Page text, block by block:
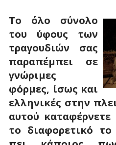
Το όλο σύνολο
του ύφους των
τραγουδιών σας
παραπέμπει σε
γνώριμες
φόρμες, ίσως και
ελληνικές στην
αυτού
το διαφορετικό